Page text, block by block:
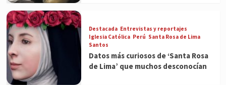
Destacada Entrevistas y reportajes
Iglesia Católica Perú Santa Rosa de Lima
Santos
Datos más curiosos de ‘Santa Rosa
de Lima’ que muchos desconocían